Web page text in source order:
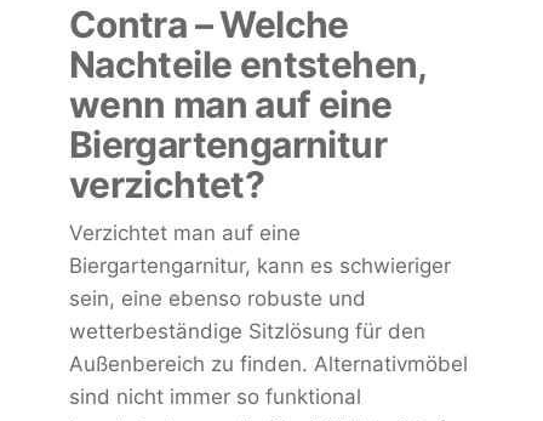
Contra – Welche
Nachteile entstehen,
wenn man auf eine
Biergartengarnitur
verzichtet?
Verzichtet man auf eine
Biergartengarnitur, kann es schwieriger
sein, eine ebenso robuste und
wetterbeständige Sitzlösung für den
Außenbereich zu finden. Alternativmöbel
sind nicht immer so funktional